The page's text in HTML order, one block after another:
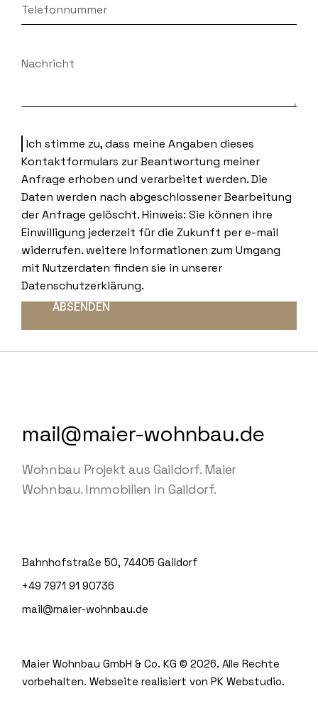
Ich stimme zu, dass meine Angaben dieses
Kontaktformulars zur Beantwortung meiner
Anfrage erhoben und verarbeitet werden. Die
Daten werden nach abgeschlossener Bearbeitung
der Anfrage gelöscht. Hinweis: Sie können ihre
Einwilligung jederzeit für die Zukunft per e-mail
widerrufen. weitere Informationen zum Umgang
mit Nutzerdaten finden sie in unserer
Datenschutzerklärung.
ABSENDEN
mail@maier-wohnbau.de
Wohnbau Projekt aus Gaildorf. Maier
Wohnbau. Immobilien in Gaildorf.
Bahnhofstraße 50, 74405 Gaildorf
+49 7971 91 90736
mail@maier-wohnbau.de
Maier Wohnbau GmbH & Co. KG © 2026. Alle Rechte
vorbehalten. Webseite realisiert vonPK Webstudio.